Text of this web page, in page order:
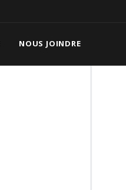
NOUS JOINDRE